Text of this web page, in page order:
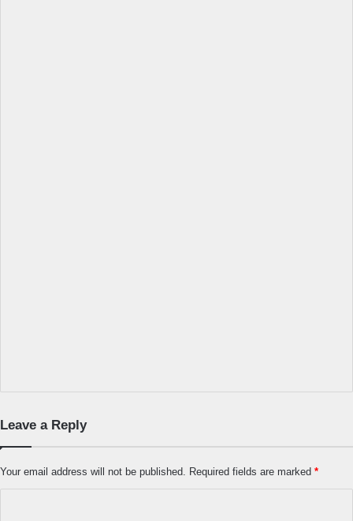
Leave a Reply
Your email address will not be published. Required fields are marked *